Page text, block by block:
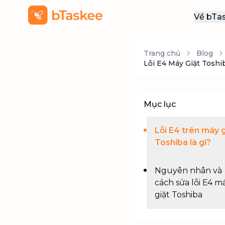
Về
Trang chủ Blog
Lỗi E4 Máy Giặt
Mục lục
Lỗi E4 trên máy
Toshiba là gì?
Nguyên nhân và
cách sửa lỗi E4
giặt Toshiba